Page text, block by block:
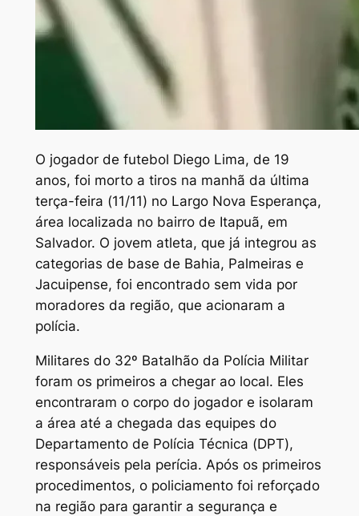
O jogador de futebol Diego Lima, de 19
anos, foi morto a tiros na manhã da última
terça-feira (11/11) no Largo Nova Esperança,
área localizada no bairro de Itapuã, em
Salvador. O jovem atleta, que já integrou as
categorias de base de Bahia, Palmeiras e
Jacuipense, foi encontrado sem vida por
moradores da região, que acionaram a
polícia.
Militares do 32º Batalhão da Polícia Militar
foram os primeiros a chegar ao local. Eles
encontraram o corpo do jogador e isolaram
a área até a chegada das equipes do
Departamento de Polícia Técnica (DPT),
responsáveis pela perícia. Após os primeiros
procedimentos, o policiamento foi reforçado
na região para garantir a segurança e